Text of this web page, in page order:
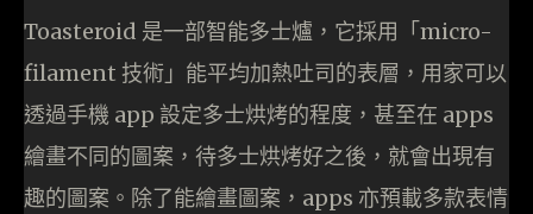
Toasteroid 是一部智能多士爐，它採用「micro-
filament 技術」能平均加熱吐司的表層，用家可以
透過手機 app 設定多士烘烤的程度，甚至在 apps
繪畫不同的圖案，待多士烘烤好之後，就會出現有
趣的圖案。除了能繪畫圖案，apps 亦預載多款表情